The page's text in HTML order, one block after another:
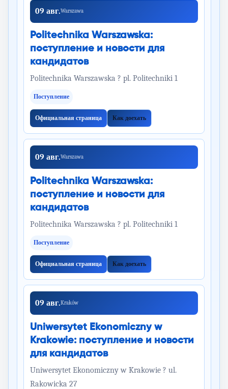
09 авг.Warszawa
Politechnika Warszawska:
поступление и новости для
кандидатов
Politechnika Warszawska ? pl. Politechniki 1
Поступление
Официальная страница Как доехать
09 авг.Warszawa
Politechnika Warszawska:
поступление и новости для
кандидатов
Politechnika Warszawska ? pl. Politechniki 1
Поступление
Официальная страница Как доехать
09 авг.Kraków
Uniwersytet Ekonomiczny w
Krakowie: поступление и новости
для кандидатов
Uniwersytet Ekonomiczny w Krakowie ? ul.
Rakowicka 27